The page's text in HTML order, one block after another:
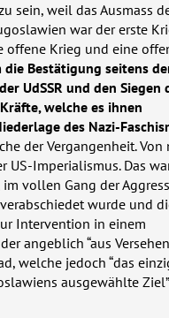
sein, weil das Ausmass
war der erste
offene Krieg und eine
Bestätigung seitens
UdSSR und den Siegen
welche es ihnen
des Nazi-
der Vergangenheit. Von
US-Imperialismus. Das
im vollen Gang der
wurde und
Intervention in einem
angeblich “aus
welche jedoch “das
ausgewählte